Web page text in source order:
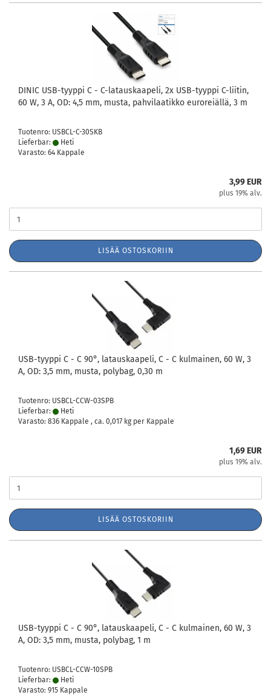
DINIC USB-tyyppi C - C-latauskaapeli, 2x USB-tyyppi C-liitin,
60 W, 3 A, OD: 4,5 mm, musta, pahvilaatikko euroreiällä, 3 m
Tuotenro: USBCL-C-30SKB
Lieferbar:
Heti
Varasto: 64 Kappale
3,99 EUR
plus 19% alv.
LISÄÄ OSTOSKORIIN
USB-tyyppi C - C 90°, latauskaapeli, C - C kulmainen, 60 W, 3
A, OD: 3,5 mm, musta, polybag, 0,30 m
Tuotenro: USBCL-CCW-03SPB
Lieferbar:
Heti
Varasto: 836 Kappale , ca. 0,017 kg per Kappale
1,69 EUR
plus 19% alv.
LISÄÄ OSTOSKORIIN
USB-tyyppi C - C 90°, latauskaapeli, C - C kulmainen, 60 W, 3
A, OD: 3,5 mm, musta, polybag, 1 m
Tuotenro: USBCL-CCW-10SPB
Lieferbar:
Heti
Varasto: 915 Kappale